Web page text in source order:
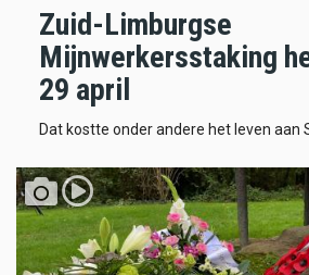
Zuid-Limburgse
Mijnwerkersstaking
29 april
Dat kostte onder andere het leven aan